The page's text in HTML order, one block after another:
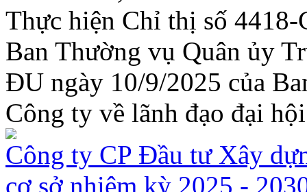
Thực hiện Chỉ thị số
Ban Thường vụ Quân ủy
ĐU ngày 10/9/2025 của
Công ty về lãnh đạo đại
Công ty CP Đầu tư Xây
cơ sở nhiệm kỳ 2025 -